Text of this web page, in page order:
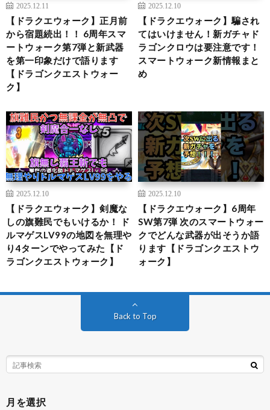
2025.12.11
【ドラクエウォーク】正月前
から宿題続出！！ 6周年スマ
ートウォーク第7弾と新武器
を第一印象だけで語ります
【ドラゴンクエストウォー
ク】
2025.12.10
【ドラクエウォーク】騙され
てはいけません！新ガチャド
ラゴンクロウは要注意です！
スマートウォーク新情報まと
め
2025.12.10
【ドラクエウォーク】剣魔な
しの旗難民でもいけるか！ ド
ルマゲスLV99の地図を無理や
り4ターンでやってみた【ド
ラゴンクエストウォーク】
2025.12.10
【ドラクエウォーク】6周年
SW第7弾 次のスマートウォー
クでどんな武器が出そうか語
ります【ドラゴンクエストウ
ォーク】
Back to Top
月を選択